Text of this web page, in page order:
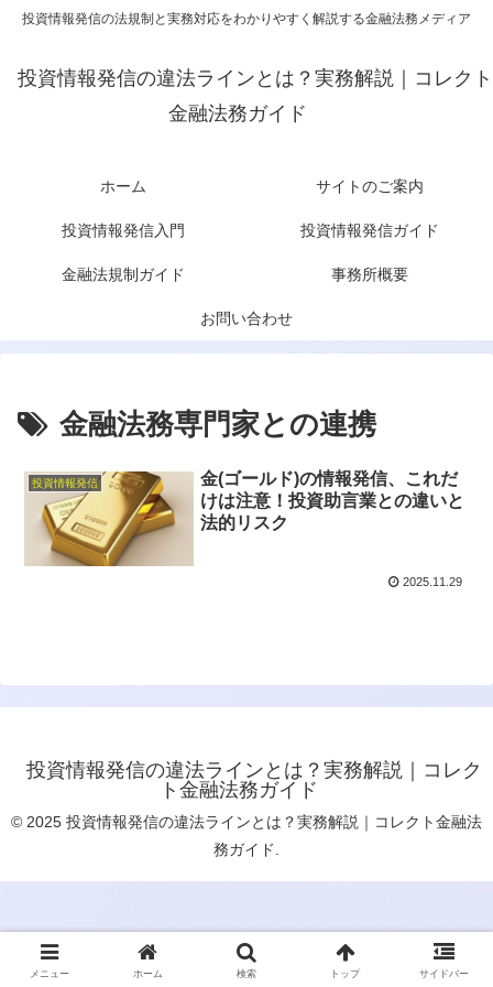
投資情報発信の法規制と実務対応をわかりやすく解説する金融法務メディア
投資情報発信の違法ラインとは？実務解説｜コレクト
金融法務ガイド
ホーム サイトのご案内
投資情報発信入門 投資情報発信ガイド
金融法規制ガイド 事務所概要
お問い合わせ
金融法務専門家との連携
投資情報発信
金(ゴールド)の情報発信、これだ
けは注意！投資助言業との違いと
法的リスク
2025.11.29
投資情報発信の違法ラインとは？実務解説｜コレク
ト金融法務ガイド
© 2025 投資情報発信の違法ラインとは？実務解説｜コレクト金融法
務ガイド.
メニュー ホーム 検索 トップ サイドバー